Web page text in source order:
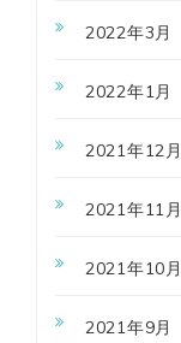
2022年3月
2022年1月
2021年12月
2021年11月
2021年10月
2021年9月